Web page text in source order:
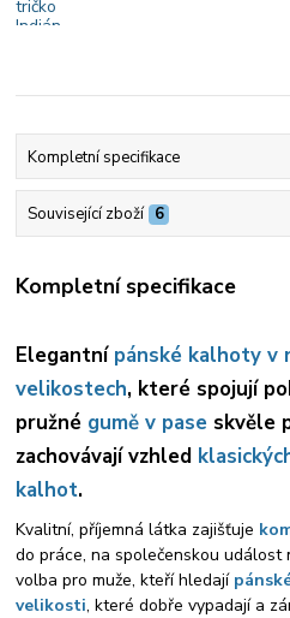
Kompletní specifikace
Související zboží 6
Kompletní specifikace
Elegantní pánské kalhoty v
velikostech, které spojují
pružné gumě v pase skvěle
zachovávají vzhled
kalhot.
Kvalitní, příjemná látka zajišťuje
do práce, na společenskou
volba pro muže, kteří hledají
velikosti, které dobře vypadají a